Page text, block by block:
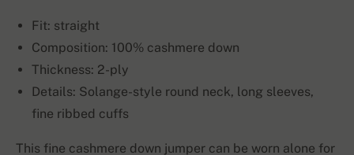
Fit: straight
Composition: 100% cashmere down
Thickness: 2-ply
Details: Solange-style round neck, long sleeves,
fine ribbed cuffs
This fine cashmere down jumper can be worn alone for